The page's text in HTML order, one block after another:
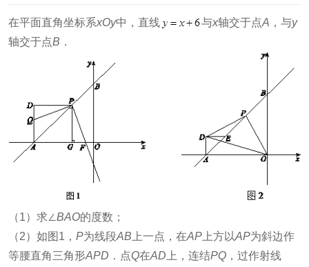
在平面直角坐标系xOy中，直线 与x轴交于点A ，与y
轴交于点B ．
（1）求∠BAO的度数；
（2）如图1， P为线段AB 上一点，在AP 上方以AP为斜边作
等腰直角三角形APD ．点Q在AD 上，连结PQ ，过作射线